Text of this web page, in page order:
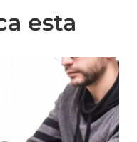
esta